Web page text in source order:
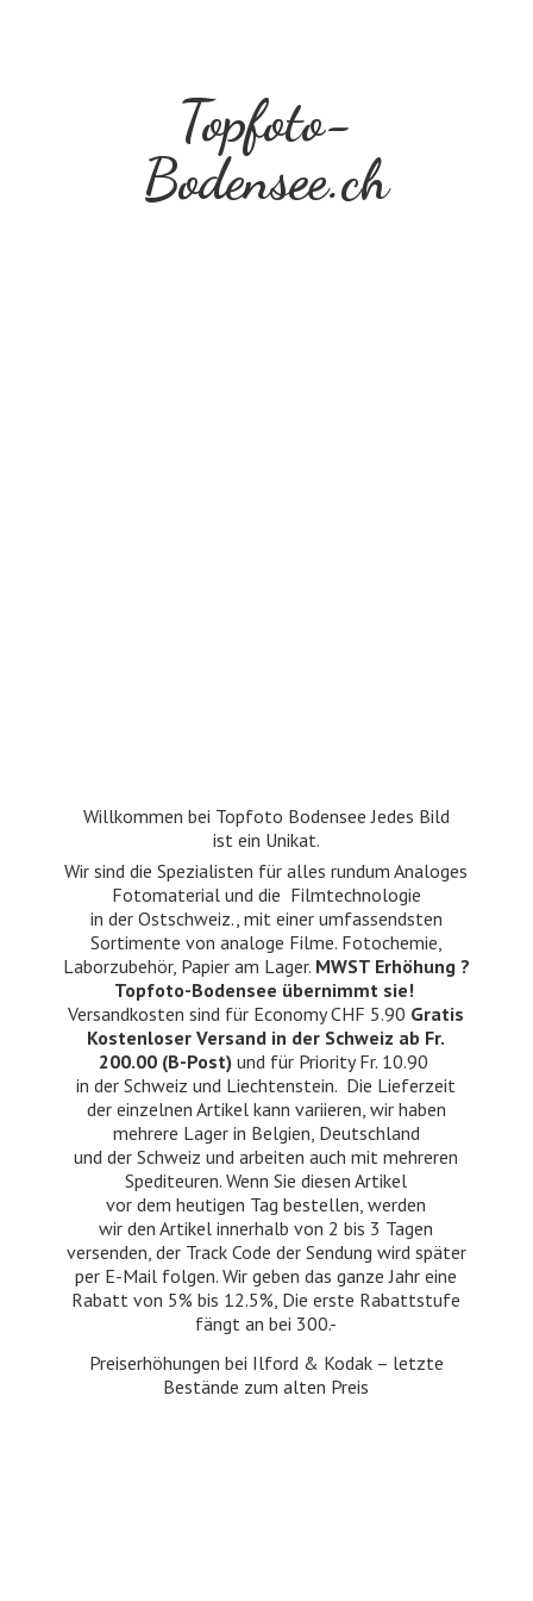
Topfoto-
Bodensee.ch
Willkommen bei Topfoto Bodensee Jedes Bild
ist ein Unikat.
Wir sind die Spezialisten für alles rundum Analoges
Fotomaterial und die Filmtechnologie
in der Ostschweiz., mit einer umfassendsten
Sortimente von analoge Filme. Fotochemie,
Laborzubehör, Papier am Lager. MWST Erhöhung ?
Topfoto-Bodensee übernimmt sie!
Versandkosten sind für Economy CHF 5.90 Gratis
Kostenloser Versand in der Schweiz ab Fr.
200.00 (B-Post) und für Priority Fr. 10.90
in der Schweiz und Liechtenstein. Die Lieferzeit
der einzelnen Artikel kann variieren, wir haben
mehrere Lager in Belgien, Deutschland
und der Schweiz und arbeiten auch mit mehreren
Spediteuren. Wenn Sie diesen Artikel
vor dem heutigen Tag bestellen, werden
wir den Artikel innerhalb von 2 bis 3 Tagen
versenden, der Track Code der Sendung wird später
per E-Mail folgen. Wir geben das ganze Jahr eine
Rabatt von 5% bis 12.5%, Die erste Rabattstufe
fängt an bei 300.-
Preiserhöhungen bei Ilford & Kodak – letzte
Bestände zumalten Preis